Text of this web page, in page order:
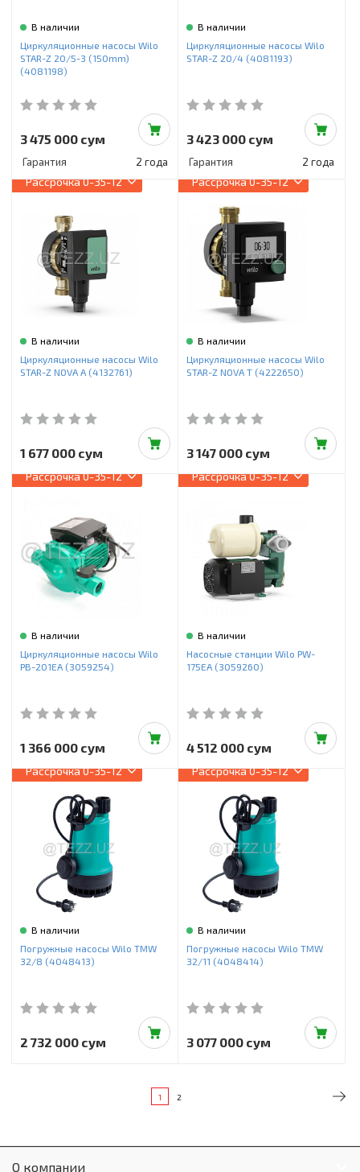
В наличии
Циркуляционные насосы Wilo
STAR-Z 20/5-3 (150mm)
(4081198)
3 475 000 сум
Гарантия 2 года
В наличии
Циркуляционные насосы Wilo
STAR-Z 20/4 (4081193)
3 423 000 сум
Гарантия 2 года
Рассрочка0-35-12
В наличии
Циркуляционные насосы Wilo
STAR-Z NOVA A (4132761)
1 677 000 сум
Рассрочка0-35-12
В наличии
Циркуляционные насосы Wilo
STAR-Z NOVA T (4222650)
3 147 000 сум
Рассрочка0-35-12
В наличии
Циркуляционные насосы Wilo
PB-201EA (3059254)
1 366 000 сум
Рассрочка0-35-12
В наличии
Насосные станции Wilo PW-
175EA (3059260)
4 512 000 сум
Рассрочка0-35-12
В наличии
Погружные насосы Wilo TMW
32/8 (4048413)
2 732 000 сум
Рассрочка0-35-12
В наличии
Погружные насосы Wilo TMW
32/11 (4048414)
3 077 000 сум
1 2
О компании